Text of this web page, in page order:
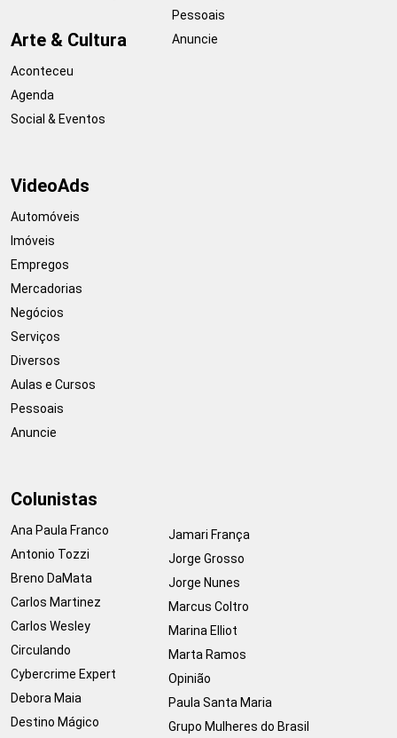
Arte & Cultura
Aconteceu
Agenda
Social & Eventos
Pessoais
Anuncie
VideoAds
Automóveis
Imóveis
Empregos
Mercadorias
Negócios
Serviços
Diversos
Aulas e Cursos
Pessoais
Anuncie
Colunistas
Ana Paula Franco
Antonio Tozzi
Breno DaMata
Carlos Martinez
Carlos Wesley
Circulando
Cybercrime Expert
Debora Maia
Destino Mágico
Jamari França
Jorge Grosso
Jorge Nunes
Marcus Coltro
Marina Elliot
Marta Ramos
Opinião
Paula Santa Maria
Grupo Mulheres do Brasil